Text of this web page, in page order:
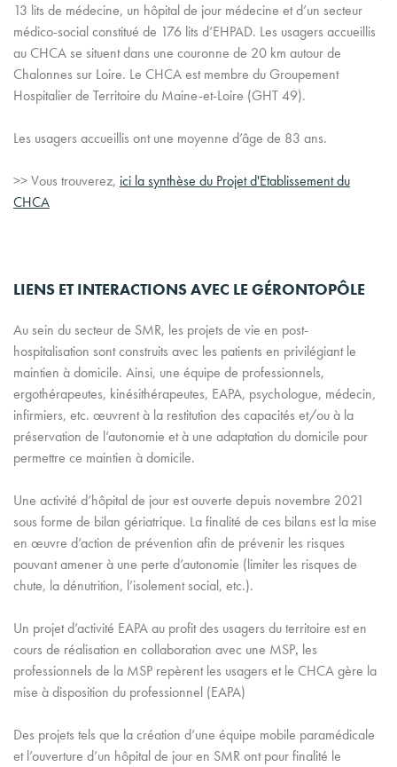
13 lits de médecine, un hôpital de jour médecine et d’un secteur
médico-social constitué de 176 lits d’EHPAD. Les usagers accueillis
au CHCA se situentdans une couronne de 20 km autour de
Chalonnes sur Loire. Le CHCA estmembre du Groupement
Hospitalier de Territoire du Maine-et-Loire (GHT 49).
Les usagers accueillis ont une moyenne d’âge de 83 ans.
>> Vous trouverez, ici la synthèse du Projet d'Etablissement du
CHCA
LIENS ET INTERACTIONS AVEC LE GÉRONTOPÔLE
Au sein du secteur de SMR, les projets de vie en post-
hospitalisation sont construits avec les patients en privilégiant le
maintien à domicile. Ainsi, une équipe de professionnels,
ergothérapeutes, kinésithérapeutes, EAPA, psychologue, médecin,
infirmiers, etc. œuvrentà la restitution des capacités et/ou à la
préservation de l’autonomie et à une adaptation du domicile pour
permettre ce maintien à domicile.
Une activité d’hôpitalde jour est ouverte depuis novembre 2021
sous forme de bilan gériatrique. La finalité de ces bilans est la mise
en œuvre d’action de prévention afin de prévenir les risques
pouvant amener à une perte d’autonomie (limiter les risques de
chute, la dénutrition, l’isolement social, etc.).
Un projet d’activité EAPA au profit des usagers du territoire est en
cours de réalisation en collaboration avec une MSP‚ les
professionnels de la MSP repèrent les usagers et le CHCAgère la
mise à disposition du professionnel (EAPA)
Des projets tels que la création d’une équipe mobile paramédicale
et l’ouverture d’un hôpital de jour en SMR ont pour finalité le